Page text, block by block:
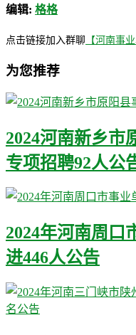
编辑: 格格
点击链接加入群聊 【河南事
为您推荐
2024河南新乡市
专项招聘92人公
2024年河南周口
进446人公告